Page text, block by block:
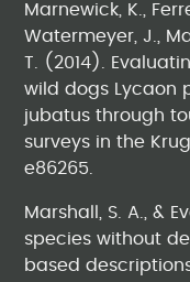
Marnewick, K.,
Watermeyer, J.,
T. (2014).
wild dogs Lycaon
jubatus through
surveys in the
e86265.
Marshall, S. A., &
species without
based